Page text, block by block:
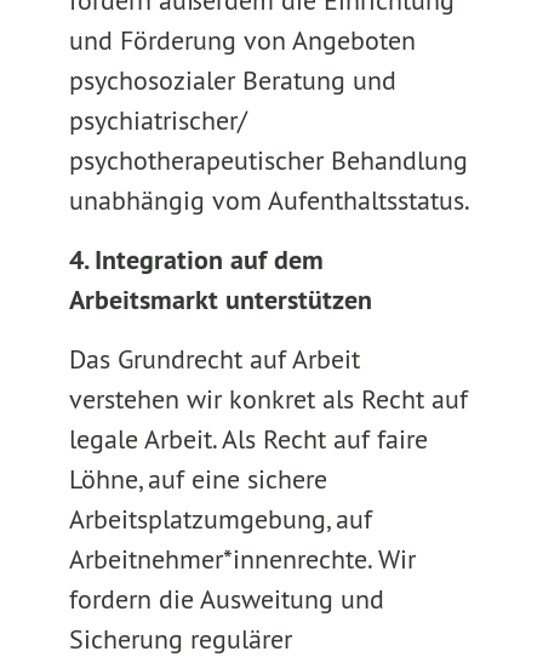
und Förderung von Angeboten
psychosozialer Beratung und
psychiatrischer/
psychotherapeutischer Behandlung
unabhängig vom Aufenthaltsstatus.
4. Integration auf dem
Arbeitsmarkt unterstützen
Das Grundrecht auf Arbeit
verstehen wir konkret als Recht auf
legale Arbeit. Als Recht auf faire
Löhne, auf eine sichere
Arbeitsplatzumgebung, auf
Arbeitnehmer*innenrechte. Wir
fordern die Ausweitung und
Sicherung regulärer